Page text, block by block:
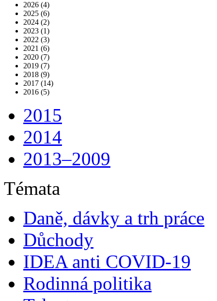
2026 (4)
2025 (6)
2024 (2)
2023 (1)
2022 (3)
2021 (6)
2020 (7)
2019 (7)
2018 (9)
2017 (14)
2016 (5)
2015
2014
2013–2009
Témata
Daně, dávky a trh práce
Důchody
IDEA anti COVID-19
Rodinná politika